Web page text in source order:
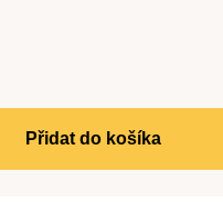
do košíka